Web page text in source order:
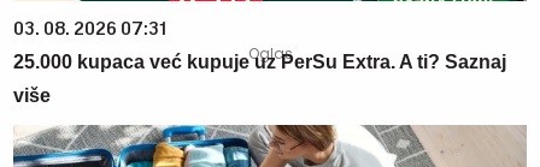
03. 08. 2026 07:31
25.000 kupaca već kupuje uz PerSu Extra. A ti? Saznaj
više